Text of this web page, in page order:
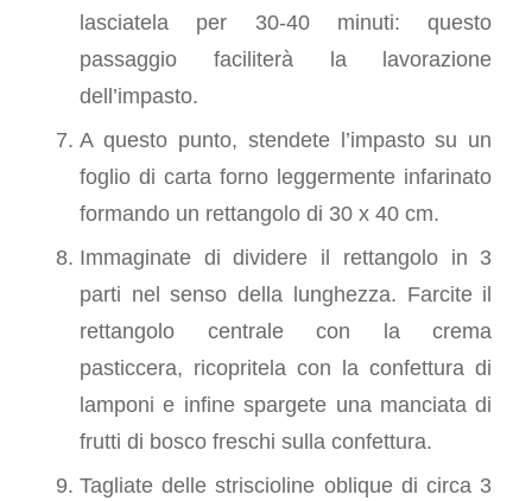
lasciatela per 30-40 minuti: questo
passaggio faciliterà la lavorazione
dell’impasto.
A questo punto, stendete l’impasto su un
foglio di carta forno leggermente infarinato
formando un rettangolo di 30 x 40 cm.
Immaginate di dividere il rettangolo in 3
parti nel senso della lunghezza. Farcite il
rettangolo centrale con la crema
pasticcera, ricopritela con la confettura di
lamponi e infine spargete una manciata di
frutti di bosco freschi sulla confettura.
Tagliate delle striscioline oblique di circa 3